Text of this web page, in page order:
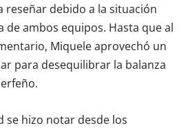
reseñar debido a la situación
de ambos equipos. Hasta que al
Miquele aprovechó un
para desequilibrar la balanza
se hizo notar desde los